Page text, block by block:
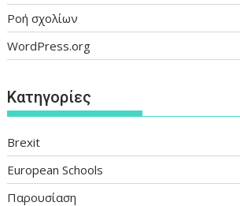
Ροή σχολίων
WordPress.org
Kατηγορίες
Brexit
European Schools
Παρουσίαση